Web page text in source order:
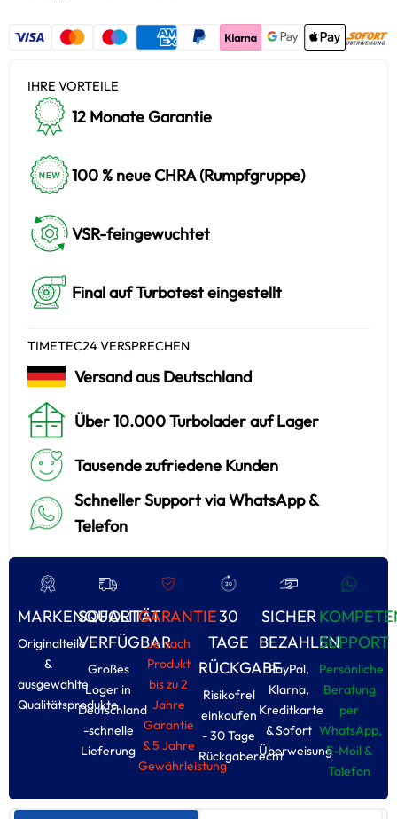
IHRE VORTEILE
12 Monate Garantie
100 % neue CHRA (Rumpfgruppe)
VSR-feingewuchtet
Final auf Turbotest eingestellt
TIMETEC24 VERSPRECHEN
Versand aus Deutschland
Über 10.000 Turbolader auf Lager
Tausende zufriedene Kunden
Schneller Support via WhatsApp &
Telefon
MARKENQUALITÄT
Originalteile
&
ausgewählte
Qualitätsprodukte
SOFORT
VERFÜGBAR
Großes
Loger in
Deutschland
-schnelle
Lieferung
GARANTIE
Je nach
Produkt
bis zu 2
Jahre
Garantie
& 5 Jahre
Gewährleistung
30
TAGE
RÜCKGABE
Risikofrel
einkoufen
- 30 Tage
Rückgaberecht
SICHER
BEZAHLEN
PayPal,
Klarna,
Kreditkarte
& Sofort
Überweisung
SUPPORT
Persönliche
Beratung
per
WhatsApp,
E-Moil &
Tolefon